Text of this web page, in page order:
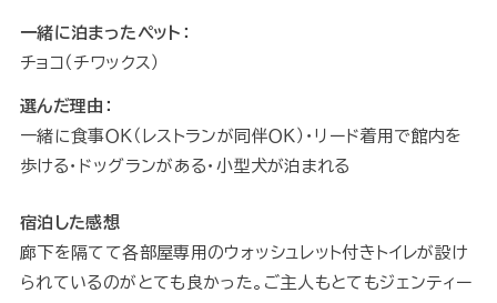
一緒に泊まったペット：
チョコ（チワックス）
選んだ理由：
一緒に食事ＯＫ（レストランが同伴ＯＫ）・リード着用で館内を
歩ける・ドッグランがある・小型犬が泊まれる
宿泊した感想
廊下を隔てて各部屋専用のウォッシュレット付きトイレが設け
られているのがとても良かった。ご主人もとてもジェンティー